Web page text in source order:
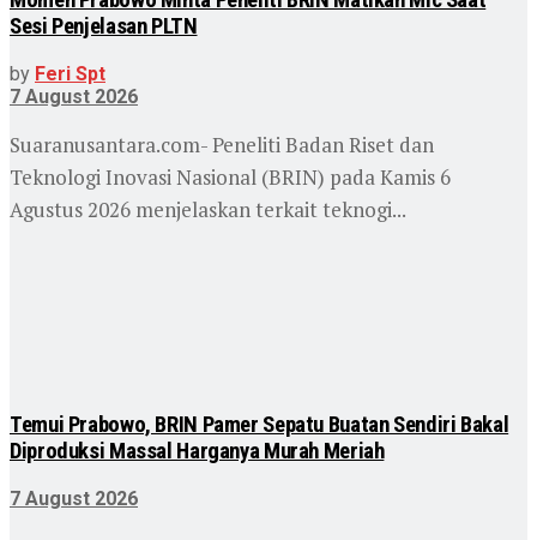
Sesi Penjelasan PLTN
by Feri Spt
7 August 2026
Suaranusantara.com- Peneliti Badan Riset dan
Teknologi Inovasi Nasional (BRIN) pada Kamis 6
Agustus 2026 menjelaskan terkait teknogi...
Temui Prabowo, BRIN Pamer Sepatu Buatan Sendiri Bakal
Diproduksi Massal Harganya Murah Meriah
7 August 2026